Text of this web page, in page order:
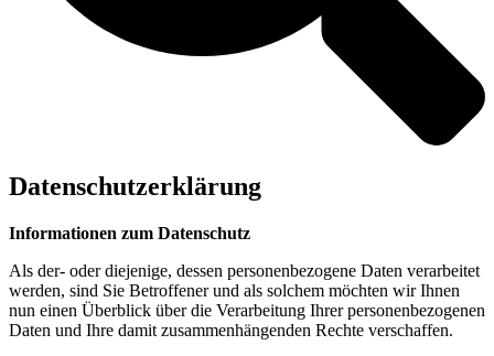
Datenschutzerklärung
Informationen zum Datenschutz
Als der- oder diejenige, dessen personenbezogene Daten verarbeitet
werden, sind Sie Betroffener und als solchem möchten wir Ihnen
nun einen Überblick über die Verarbeitung Ihrer personenbezogenen
Daten und Ihre damit zusammenhängenden Rechte verschaffen.